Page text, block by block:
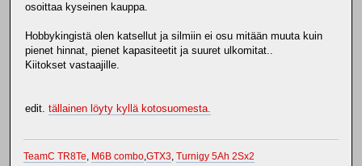
osoittaa kyseinen kauppa.
Hobbykingistä olen katsellut ja silmiin ei osu mitään muuta kuin
pienet hinnat, pienet kapasiteetit ja suuret ulkomitat..
Kiitokset vastaajille.
edit. tällainen löyty kyllä kotosuomesta.
TeamC TR8Te, M6B combo,GTX3, Turnigy 5Ah 2Sx2